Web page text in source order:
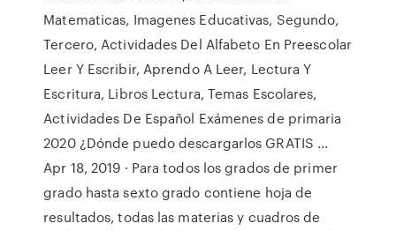
Matematicas, Imagenes Educativas, Segundo,
Tercero, Actividades Del Alfabeto En Preescolar
Leer Y Escribir, Aprendo A Leer, Lectura Y
Escritura, Libros Lectura, Temas Escolares,
Actividades De Español Exámenes de primaria
2020 ¿Dónde puedo descargarlos GRATIS ...
Apr 18, 2019 · Para todos los grados de primer
grado hasta sexto grado contiene hoja de
resultados, todas las materias y cuadros de